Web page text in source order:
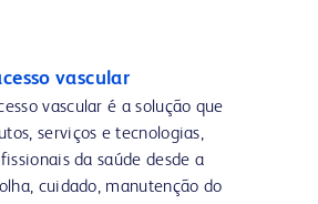
vascular
vascular é a solução que
serviços e tecnologias,
da saúde desde a
cuidado, manutenção do